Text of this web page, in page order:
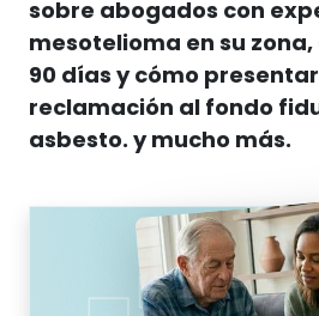
sobre abogados con
mesotelioma en su
90 días y cómo
reclamación al fondo
asbesto. y mucho más.